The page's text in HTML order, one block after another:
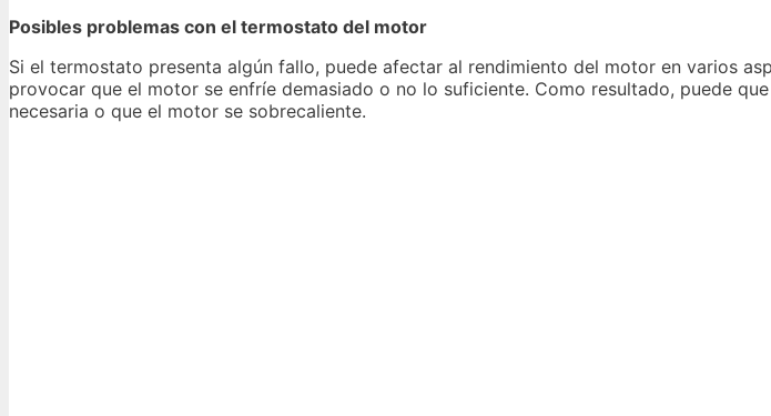
Posibles problemas con el termostato del motor
Si el termostato presenta algún fallo, puede afectar al rendimiento del motor en varios
provocar que el motor se enfríe demasiado o no lo suficiente. Como resultado, puede
necesaria o que el motor se sobrecaliente.